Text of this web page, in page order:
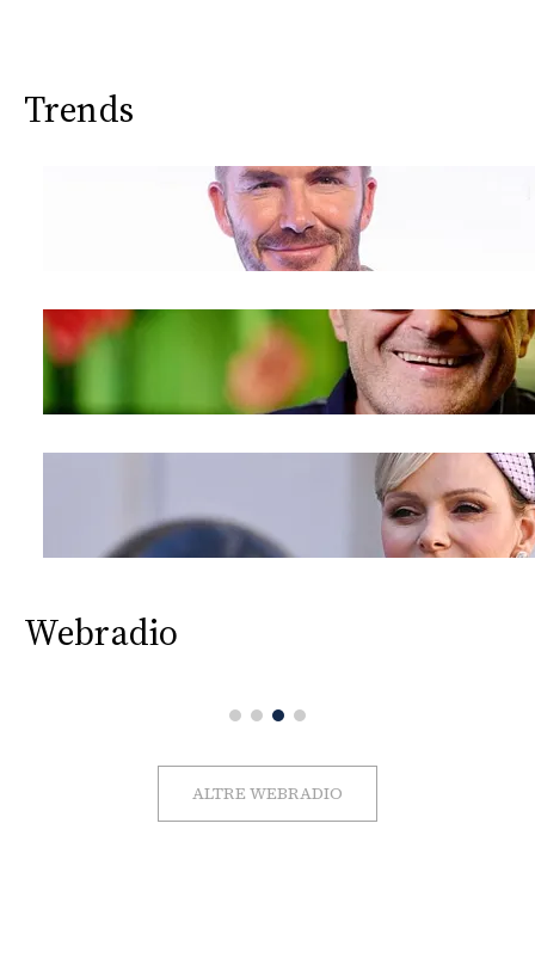
Trends
Webradio
ALTRE WEBRADIO